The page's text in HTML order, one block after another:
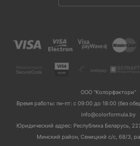
ООО "Колорфэктори"
Время работы: пн-пт: с 09:00 до 18:00 (без
info@colorformula.by
Юридический адрес: Республика Беларусь,
Минский район, Сеницкий с/с, 68/3,